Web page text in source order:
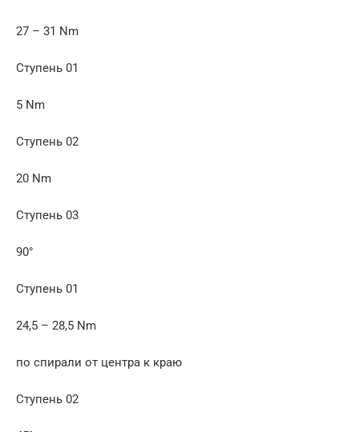
27 – 31 Nm
Ступень 01
5 Nm
Ступень 02
20 Nm
Ступень 03
90°
Ступень 01
24,5 – 28,5 Nm
по спирали от центра к краю
Ступень 02